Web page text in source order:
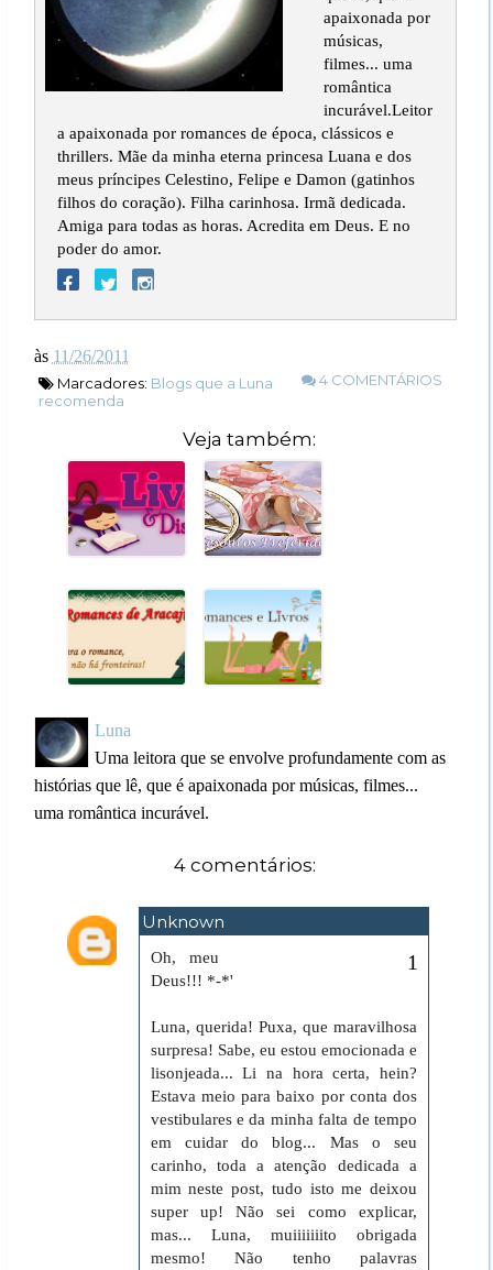
apaixonada por
músicas,
filmes... uma
romântica
incurável.Leitor
a apaixonada por romances de época, clássicos e
thrillers. Mãe da minha eterna princesa Luana e dos
meus príncipes Celestino, Felipe e Damon (gatinhos
filhos do coração). Filha carinhosa. Irmã dedicada.
Amiga para todas as horas. Acredita em Deus. E no
poder do amor.
às 11/26/2011
4 COMENTÁRIOS
Marcadores: Blogs que a Luna
recomenda
Veja também:
Luna
Uma leitora que se envolve profundamente com as
histórias que lê, que é apaixonada por músicas, filmes...
uma romântica incurável.
4 comentários:
Unknown
Oh, meu
Deus!!! *-*'
Luna, querida! Puxa, que maravilhosa
surpresa! Sabe, eu estou emocionada e
lisonjeada... Li na hora certa, hein?
Estava meio para baixo por conta dos
vestibulares e da minha falta de tempo
em cuidar do blog... Mas o seu
carinho, toda a atenção dedicada a
mim neste post, tudo isto me deixou
super up! Não sei como explicar,
mas... Luna, muiiiiiiito obrigada
mesmo! Não tenho palavras